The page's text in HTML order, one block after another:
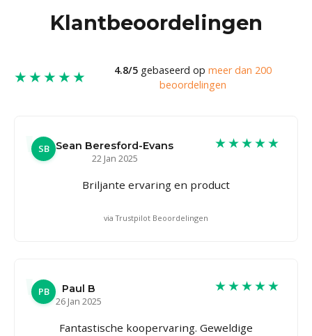
Klantbeoordelingen
★★★★★ 4.8/5gebaseerd op meer dan 200
beoordelingen
SB Sean Beresford-Evans
22 Jan 2025
★★★★★
Briljante ervaring en product
via Trustpilot Beoordelingen
PB
Paul B
26 Jan 2025
★★★★★
Fantastische koopervaring. Geweldige